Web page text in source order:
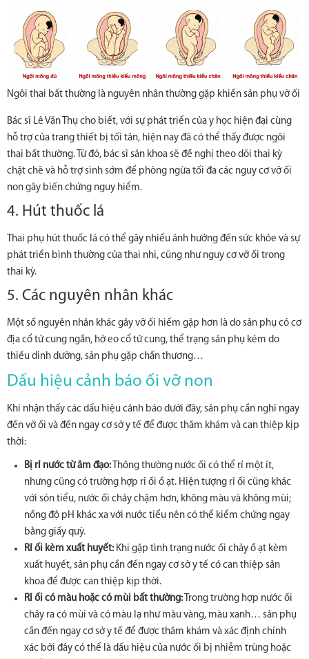
Ngôi thai bất thường là nguyên nhân thường gặp khiến sản phụ vỡ ối
Bác sĩ Lê Văn Thụ cho biết, với sự phát triển của y học hiện đại cùng
hỗ trợ của trang thiết bị tối tân, hiện nay đã có thể thấy được ngôi
thai bất thường. Từ đó, bác sĩ sản khoa sẽ đề nghị theo dõi thai kỳ
chặt chẽ và hỗ trợ sinh sớm để phòng ngừa tối đa các nguy cơ vỡ ối
non gây biến chứng nguy hiểm.
4. Hút thuốc lá
Thai phụ hút thuốc lá có thể gây nhiều ảnh hưởng đến sức khỏe và sự
phát triển bình thường của thai nhi, cũng như nguy cơ vỡ ối trong
thai kỳ.
5. Các nguyên nhân khác
Một số nguyên nhân khác gây vỡ ối hiếm gặp hơn là do sản phụ có cơ
địa cổ tử cung ngắn, hở eo cổ tử cung, thể trạng sản phụ kém do
thiếu dinh dưỡng, sản phụ gặp chấn thương…
Dấu hiệu cảnh báo ối vỡ non
Khi nhận thấy các dấu hiệu cảnh báo dưới đây, sản phụ cần nghĩ ngay
đến vỡ ối và đến ngay cơ sở y tế để được thăm khám và can thiệp kịp
thời:
Bị rỉ nước từ âm đạo: Thông thường nước ối có thể rỉ một ít,
nhưng cũng có trường hợp rỉ ối ồ ạt. Hiện tượng rỉ ối cũng khác
với són tiểu, nước ối chảy chậm hơn, không màu và không mùi;
nồng độ pH khác xa với nước tiểu nên có thể kiểm chứng ngay
bằng giấy quỳ.
Rỉ ối kèm xuất huyết: Khi gặp tình trạng nước ối chảy ồ ạt kèm
xuất huyết, sản phụ cần đến ngay cơ sở y tế có can thiệp sản
khoa để được can thiệp kịp thời.
Rỉ ối có màu hoặc có mùi bất thường: Trong trường hợp nước ối
chảy ra có mùi và có màu lạ như màu vàng, màu xanh… sản phụ
cần đến ngay cơ sở y tế để được thăm khám và xác định chính
xác bởi đây có thể là dấu hiệu của nước ối bị nhiễm trùng hoặc